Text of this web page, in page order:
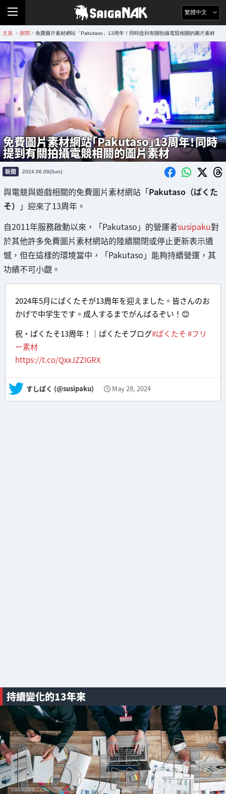
繁體中文
主頁 > 新聞 > 免費圖片素材網站「Pakutaso」13周年！同時提到有關拍攝電競相關的圖片素材
免費圖片素材網站「Pakutaso」13周年！同時
提到有關拍攝電競相關的圖片素材
新聞 2024.06.09(Sun)
與電競與遊戲相關的免費圖片素材網站「Pakutaso（ぱくた
そ） 」迎來了13周年。
自2011年服務啟動以來，「Pakutaso」的營運者susipaku對
於其他許多免費圖片素材網站的陸續關閉或停止更新表示遺
憾，但在這樣的環境當中，「Pakutaso」能夠持續營運，其
功績不可小覷。
2024年5月にぱくたそが13周年を迎えました。皆さんのお
かげで中学生です。成人するまでがんばるぞい！😊
祝・ぱくたそ13周年！｜ぱくたそブログ#ぱくたそ#フリ
ー素材
https://t.co/QxxJZZIGRX
— すしぱく (@susipaku) May 28, 2024
持續變化的13年來